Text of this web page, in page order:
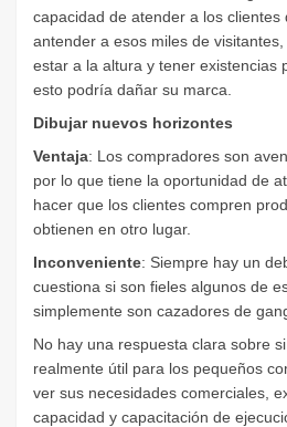
capacidad de atender a los
antender a esos miles de
estar a la altura y tener existencias
esto podría dañar su marca.
Dibujar nuevos horizontes
Ventaja: Los compradores son
por lo que tiene la oportunidad de
hacer que los clientes compren
obtienen en otro lugar.
Inconveniente: Siempre hay un
cuestiona si son fieles algunos de
simplemente son cazadores de
No hay una respuesta clara sobre
realmente útil para los pequeños
ver sus necesidades comerciales,
capacidad y capacitación de